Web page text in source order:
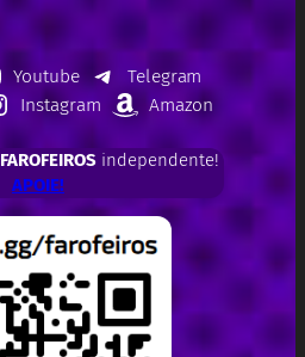
Youtube
Telegram
Instagram Amazon
FAROFEIROSindependente!
APOIE!